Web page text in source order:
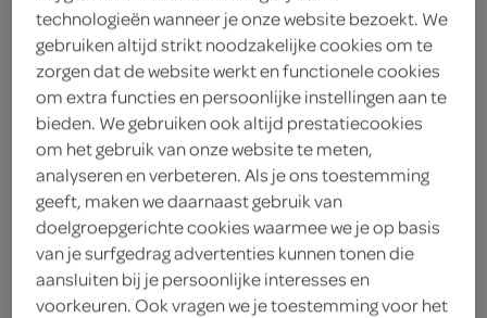
Lokale Bakker ikb het
beste bruin half
Lokale Bakker
technologieën wanneer je onze website bezoekt. We
gebruiken altijd strikt noodzakelijke cookies om te
zorgen dat de website werkt en functionele cookies
om extra functies en persoonlijke instellingen aan te
bieden. We gebruiken ook altijd prestatiecookies
om het gebruik van onze website te meten,
analyseren en verbeteren. Als je ons toestemming
geeft, maken we daarnaast gebruik van
doelgroepgerichte cookies waarmee we je op basis
van je surfgedrag advertenties kunnen tonen die
aansluiten bij je persoonlijke interesses en
voorkeuren. Ook vragen we je toestemming voor het